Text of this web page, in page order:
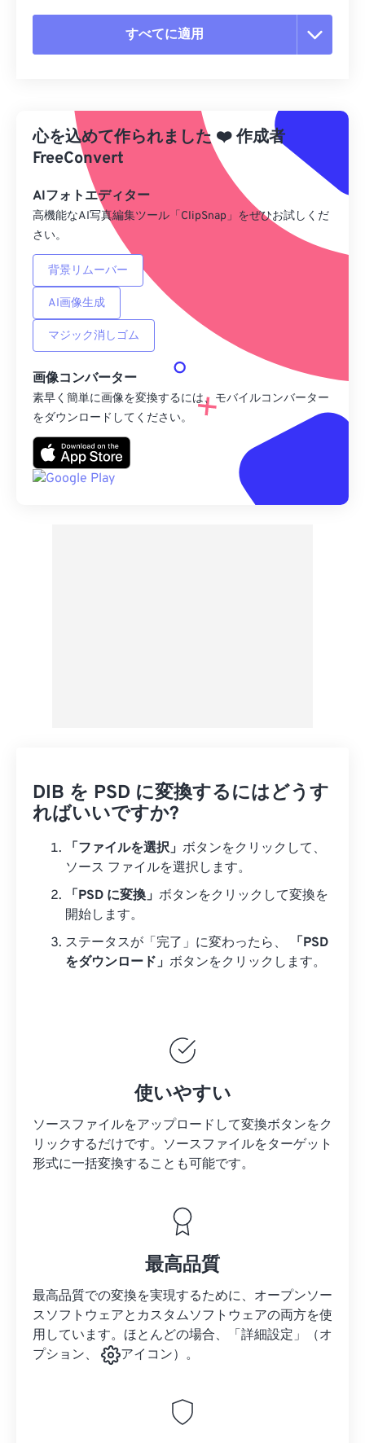
すべてに適用
プリセットから適用
プリセットとして保存
心を込めて作られました ❤️作成者
FreeConvert
AIフォトエディター
高機能なAI写真編集ツール「ClipSnap」をぜひお試しくだ
さい。
背景リムーバー
AI画像生成
マジック消しゴム
画像コンバーター
素早く簡単に画像を変換するには、モバイルコンバーター
をダウンロードしてください。
DIB を PSD に変換するにはどうす
ればいいですか?
「ファイルを選択」 ボタンをクリックして、
ソース ファイルを選択します。
「PSD に変換」 ボタンをクリックして変換を
開始します。
ステータスが「完了」に変わったら、
「PSD
をダウンロード」 ボタンをクリックします。
使いやすい
ソースファイルをアップロードして変換ボタンをク
リックするだけです。 ソースファイルをターゲット
形式に一括変換することも可能です。
最高品質
最高品質での変換を実現するために、オープンソー
スソフトウェアとカスタムソフトウェアの両方を使
用しています。ほとんどの場合、「詳細設定」（オ
プション、
アイコン）。